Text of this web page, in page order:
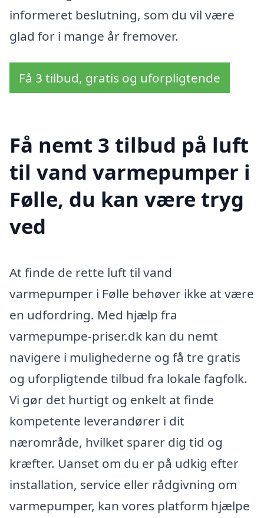
informeret beslutning, som du vil være
glad for i mange år fremover.
Få 3 tilbud, gratis og uforpligtende
Få nemt 3 tilbud på luft
til vand varmepumper i
Følle, du kan være tryg
ved
At finde de rette luft til vand
varmepumper i Følle behøver ikke at være
en udfordring. Med hjælp fra
varmepumpe-priser.dk kan du nemt
navigere i mulighederne og få tre gratis
og uforpligtende tilbud fra lokale fagfolk.
Vi gør det hurtigt og enkelt at finde
kompetente leverandører i dit
nærområde, hvilket sparer dig tid og
kræfter. Uanset om du er på udkig efter
installation, service eller rådgivning om
varmepumper, kan vores platform hjælpe